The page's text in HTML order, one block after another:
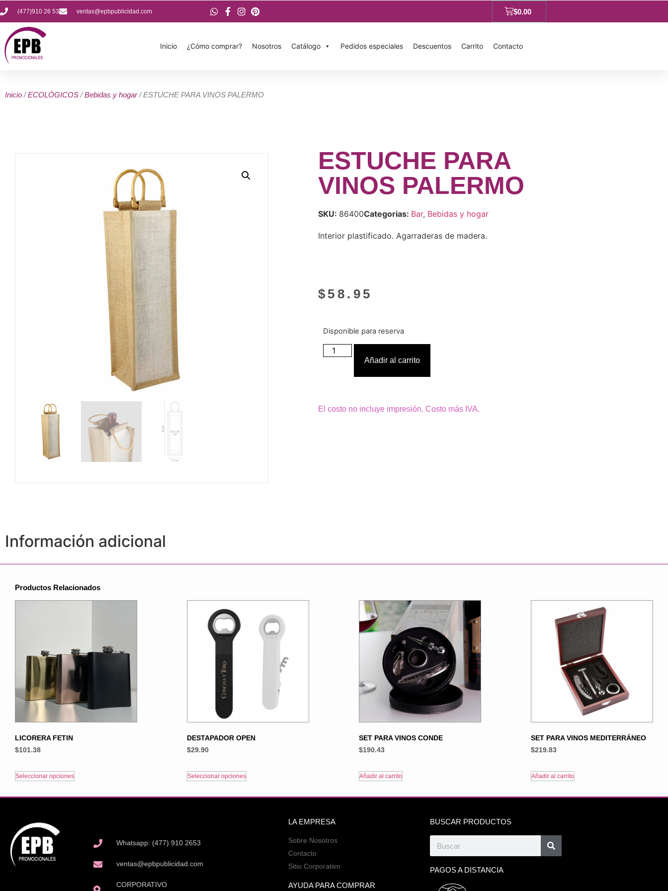
(477)910 26 53 ventas@epbpublicidad.com $0.00
Inicio ¿Cómo comprar? Nosotros Catálogo Pedidos especiales Descuentos Carrito Contacto
Inicio /ECOLÓGICOS /Bebidas y hogar/ ESTUCHE PARA VINOS PALERMO
ESTUCHE PARA
VINOS PALERMO
SKU: 86400Categorias: Bar, Bebidas y hogar
Interior plastificado. Agarraderas de madera.
$ 58.95
Disponible para reserva
Añadir al carrito
El costo no incluye impresión. Costo más IVA.
Información adicional
Productos Relacionados
LICORERA FETIN
$101.38
Seleccionar opciones
DESTAPADOR OPEN
$29.90
Seleccionar opciones
SET PARA VINOS CONDE
$190.43
Añadir al carrito
SET PARA VINOS MEDITERRÁNEO
$219.83
Añadir al carrito
Whatsapp: (477) 910 2653
ventas@epbpublicidad.com
CORPORATIVO
LA EMPRESA
Sobre Nosotros
Contacto
Sitio Corporativo
AYUDA PARA COMPRAR
BUSCAR PRODUCTOS
PAGOS A DISTANCIA